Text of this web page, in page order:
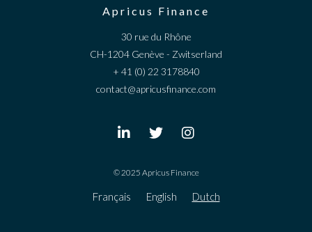
Apricus Finance
30 rue du Rhône
CH-1204 Genève - Zwitserland
+ 41 (0) 22 3178840
contact@apricusfinance.com
© 2025 Apricus Finance
Français English Dutch